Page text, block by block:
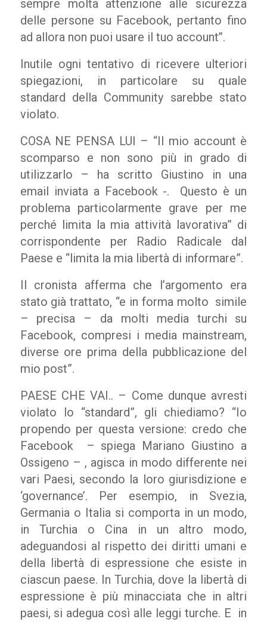
sempre molta attenzione alle sicurezza
delle persone su Facebook, pertanto fino
ad allora non puoi usare il tuo account’’.
Inutile ogni tentativo di ricevere ulteriori
spiegazioni, in particolare su quale
standard della Community sarebbe stato
violato.
COSA NE PENSA LUI – “Il mio account è
scomparso e non sono più in grado di
utilizzarlo – ha scritto Giustino in una
email inviata a Facebook -. Questo è un
problema particolarmente grave per me
perché limita la mia attività lavorativa” di
corrispondente per Radio Radicale dal
Paese e “limita la mia libertà di informare”.
Il cronista afferma che l’argomento era
stato già trattato, “e in forma molto simile
– precisa – da molti media turchi su
Facebook, compresi i media mainstream,
diverse ore prima della pubblicazione del
mio post”.
PAESE CHE VAI.. – Come dunque avresti
violato lo “standard”, gli chiediamo? “Io
propendo per questa versione: credo che
Facebook – spiega Mariano Giustino a
Ossigeno – , agisca in modo differente nei
vari Paesi, secondo la loro giurisdizione e
‘governance’. Per esempio, in Svezia,
Germania o Italia si comporta in un modo,
in Turchia o Cina in un altro modo,
adeguandosi al rispetto dei diritti umani e
della libertà di espressione che esiste in
ciascun paese. In Turchia, dove la libertà di
espressione è più minacciata che in altri
paesi, si adegua così alle leggi turche. E in